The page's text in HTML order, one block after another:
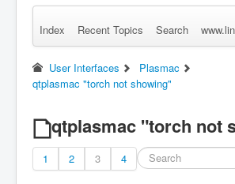
Remember Me Log in Forgot
Index Recent Topics Search
User Interfaces
Plasmac
qtplasmac "torch not showing"
qtplasmac "torch not
1 2 3 4